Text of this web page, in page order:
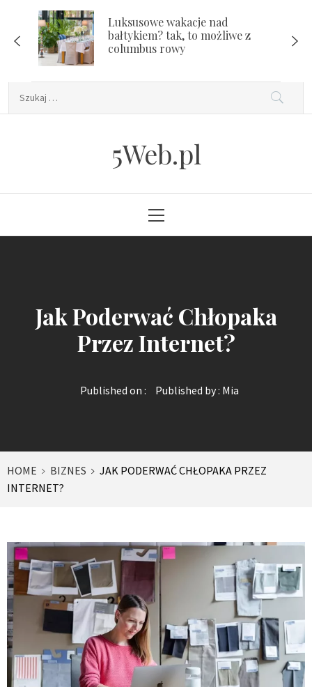
content
Luksusowe wakacje nad
bałtykiem? tak, to możliwe z
columbus rowy
5Web.pl
Menu
Jak Poderwać Chłopaka
Przez Internet?
Published on : Published by : Mia
HOME BIZNES
JAK PODERWAĆ CHŁOPAKA PRZEZ
INTERNET?